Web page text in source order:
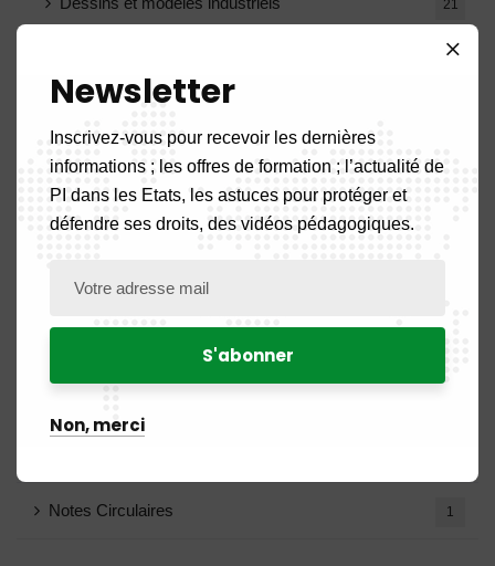
21
Noms commerciaux 17
Obtentions végétales
Décisions Comission Supérieure de Recours
Formation
Notes Circulaires 1
Newsletter
Inscrivez-vous pour recevoir les dernières
informations ; les offres de formation ; l’actualité de
PI dans les Etats, les astuces pour protéger et
défendre ses droits, des vidéos pédagogiques.
Non, merci